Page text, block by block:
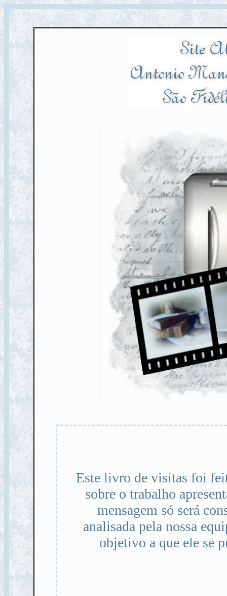
Este livro de visitas foi
sobre o trabalho
mensagem só será
analisada pela nossa
objetivo a que ele se